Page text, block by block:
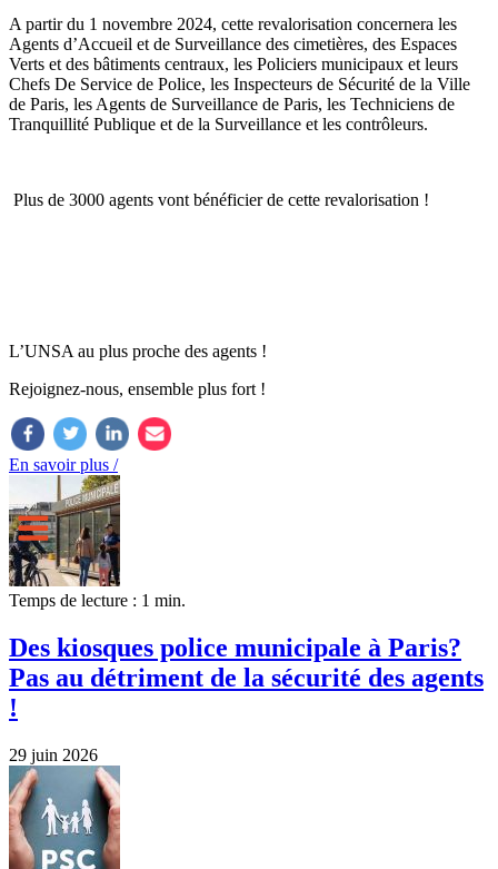
A partir du 1 novembre 2024, cette revalorisation concernera les
Agents d’Accueil et de Surveillance des cimetières, des Espaces
Verts et des bâtiments centraux, les Policiers municipaux et leurs
Chefs De Service de Police, les Inspecteurs de Sécurité de la Ville
de Paris, les Agents de Surveillance de Paris, les Techniciens de
Tranquillité Publique et de la Surveillance et les contrôleurs.
Plus de 3000 agents vont bénéficier de cette revalorisation !
L’UNSA au plus proche des agents !
Rejoignez-nous, ensemble plus fort !
En savoir plus /
Temps de lecture : 1 min.
Des kiosques police municipale à Paris?
Pas au détriment de la sécurité des agents
!
29 juin 2026